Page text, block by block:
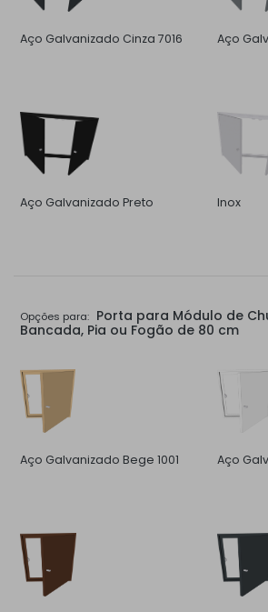
Aço Galvanizado Cinza 7016 Aço
Aço Galvanizado Preto Inox
Opções para: Porta para Módulo de
Bancada, Pia ou Fogão de 80 cm
Aço Galvanizado Bege 1001 Aço